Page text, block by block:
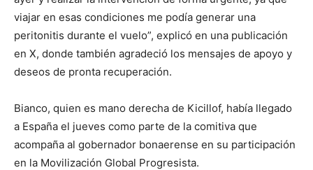
viajar en esas condiciones me podía generar una
peritonitis durante el vuelo”, explicó en una publicación
en X, donde también agradeció los mensajes de apoyo y
deseos de pronta recuperación.
Bianco, quien es mano derecha de Kicillof, había llegado
a España el jueves como parte de la comitiva que
acompaña al gobernador bonaerense en su participación
en la Movilización Global Progresista.